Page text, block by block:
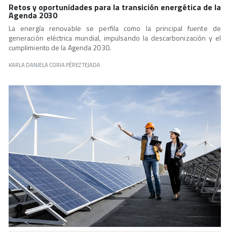
Retos y oportunidades para la transición energética de la
Agenda 2030
La energía renovable se perfila como la principal fuente de
generación eléctrica mundial, impulsando la descarbonización y el
cumplimiento de la Agenda 2030.
KARLA DANIELA CORIA PÉREZ TEJADA